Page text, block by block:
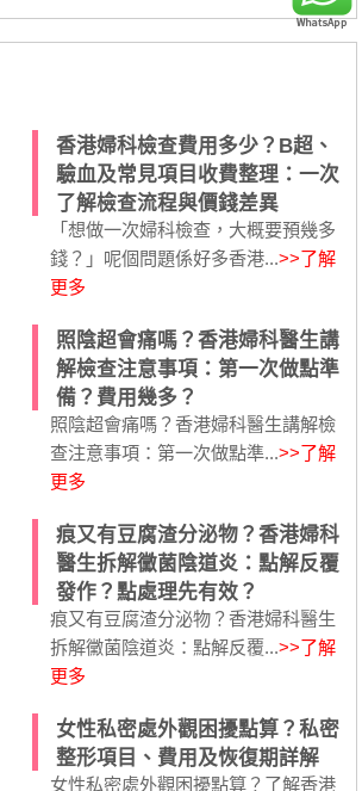
香港婦科檢查費用多少？B超、
驗血及常見項目收費整理：一次
了解檢查流程與價錢差異
「想做一次婦科檢查，大概要預幾多
錢？」呢個問題係好多香港...>>了解
更多
照陰超會痛嗎？香港婦科醫生講
解檢查注意事項：第一次做點準
備？費用幾多？
照陰超會痛嗎？香港婦科醫生講解檢
查注意事項：第一次做點準...>>了解
更多
痕又有豆腐渣分泌物？香港婦科
醫生拆解黴菌陰道炎：點解反覆
發作？點處理先有效？
痕又有豆腐渣分泌物？香港婦科醫生
拆解黴菌陰道炎：點解反覆...>>了解
更多
女性私密處外觀困擾點算？私密
整形項目、費用及恢復期詳解
女性私密處外觀困擾點算？了解香港